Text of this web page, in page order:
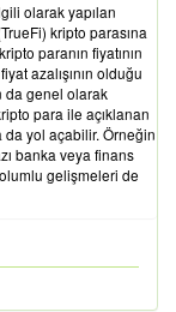
olarak yapılan
kripto parasına
paranın fiyatının
azalışının olduğu
da genel olarak
para ile açıklanan
da yol açabilir. Örneğin
banka veya finans
gelişmeleri de